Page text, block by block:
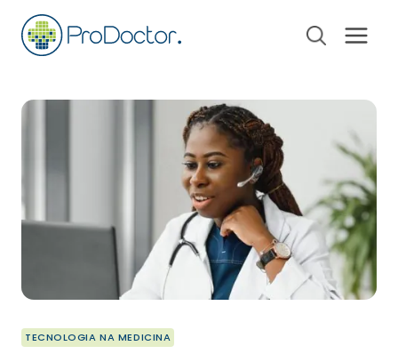
Pular
para
TECNOLOGIA NA MEDICINA